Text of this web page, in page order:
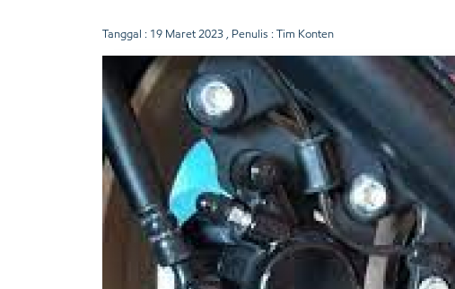
Tanggal : 19 Maret 2023 , Penulis : Tim Konten